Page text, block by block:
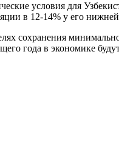
условия для
в 12-14% у его
сохранения
года в экономике